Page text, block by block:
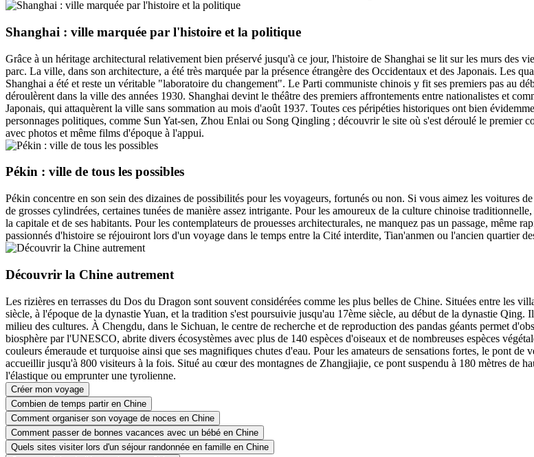
Shanghai : ville marquée par l'histoire et la politique
Grâce à un héritage architectural relativement bien préservé jusqu'à ce jour, l'histoire de Shanghai se lit sur les murs des
parc. La ville, dans son architecture, a été très marquée par la présence étrangère des Occidentaux et des Japonais. Les
Shanghai a été et reste un véritable "laboratoire du changement". Le Parti communiste chinois y fit ses premiers pas au
déroulèrent dans la ville des années 1930. Shanghai devint le théâtre des premiers affrontements entre nationalistes et
Japonais, qui attaquèrent la ville sans sommation au mois d'août 1937. Toutes ces péripéties historiques ont bien
personnages politiques, comme Sun Yat-sen, Zhou Enlai ou Song Qingling ; découvrir le site où s'est déroulé le premier
avec photos et même films d'époque à l'appui.
Pékin : ville de tous les possibles
Pékin concentre en son sein des dizaines de possibilités pour les voyageurs, fortunés ou non. Si vous aimez les voitures
de grosses cylindrées, certaines tunées de manière assez intrigante. Pour les amoureux de la culture chinoise
la capitale et de ses habitants. Pour les contemplateurs de prouesses architecturales, ne manquez pas un passage,
passionnés d'histoire se réjouiront lors d'un voyage dans le temps entre la Cité interdite, Tian'anmen ou l'ancien quartier
Découvrir la Chine autrement
Les rizières en terrasses du Dos du Dragon sont souvent considérées comme les plus belles de Chine. Situées entre les
siècle, à l'époque de la dynastie Yuan, et la tradition s'est poursuivie jusqu'au 17ème siècle, au début de la dynastie
milieu des cultures. À Chengdu, dans le Sichuan, le centre de recherche et de reproduction des pandas géants permet
biosphère par l'UNESCO, abrite divers écosystèmes avec plus de 140 espèces d'oiseaux et de nombreuses espèces
couleurs émeraude et turquoise ainsi que ses magnifiques chutes d'eau. Pour les amateurs de sensations fortes, le pont
accueillir jusqu'à 800 visiteurs à la fois. Situé au cœur des montagnes de Zhangjiajie, ce pont suspendu à 180 mètres de
l'élastique ou emprunter une tyrolienne.
Créer mon voyage
Combien de temps partir en Chine
Comment organiser son voyage de noces en Chine
Comment passer de bonnes vacances avec un bébé en Chine
Quels sites visiter lors d'un séjour randonnée en famille en Chine